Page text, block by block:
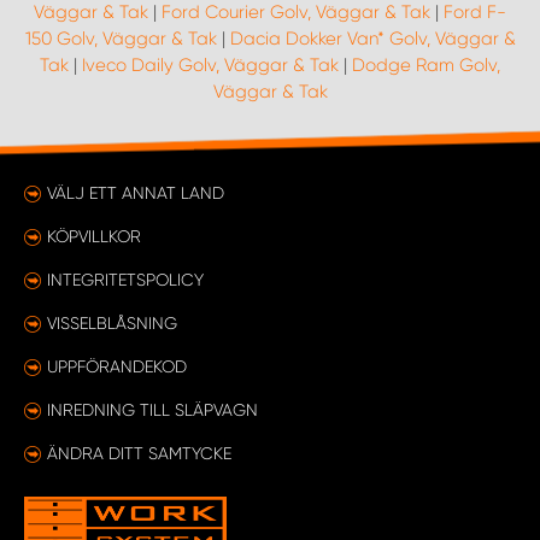
Väggar & Tak | Ford Courier Golv, Väggar & Tak | Ford F-
150 Golv, Väggar & Tak| Dacia Dokker Van* Golv, Väggar &
Tak | Iveco Daily Golv, Väggar & Tak | Dodge Ram Golv,
Väggar & Tak
VÄLJ ETT ANNAT LAND
KÖPVILLKOR
INTEGRITETSPOLICY
VISSELBLÅSNING
UPPFÖRANDEKOD
INREDNING TILL SLÄPVAGN
ÄNDRA DITT SAMTYCKE